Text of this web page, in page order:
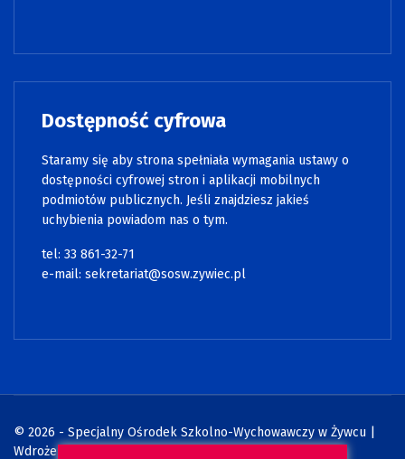
Dostępność cyfrowa
Staramy się aby strona spełniała wymagania ustawy o
dostępności cyfrowej stron i aplikacji mobilnych
podmiotów publicznych. Jeśli znajdziesz jakieś
uchybienia powiadom nas o tym.
tel: 33 861-32-71
e-mail: sekretariat@sosw.zywiec.pl
© 2026 - Specjalny Ośrodek Szkolno-Wychowawczy w Żywcu |
Wdrożenie: